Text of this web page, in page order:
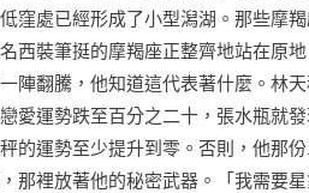
窪處已經形成了小型潟湖。那些摩
西裝筆挺的摩羯座正整齊地站在原
陣翻騰，他知道這代表著什麼。林
愛運勢跌至百分之二十，張水瓶就
的運勢至少提升到零。否則，他那
那裡放著他的秘密武器。「我需要